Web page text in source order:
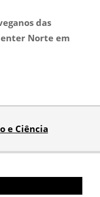
das
Norte em
e Ciência